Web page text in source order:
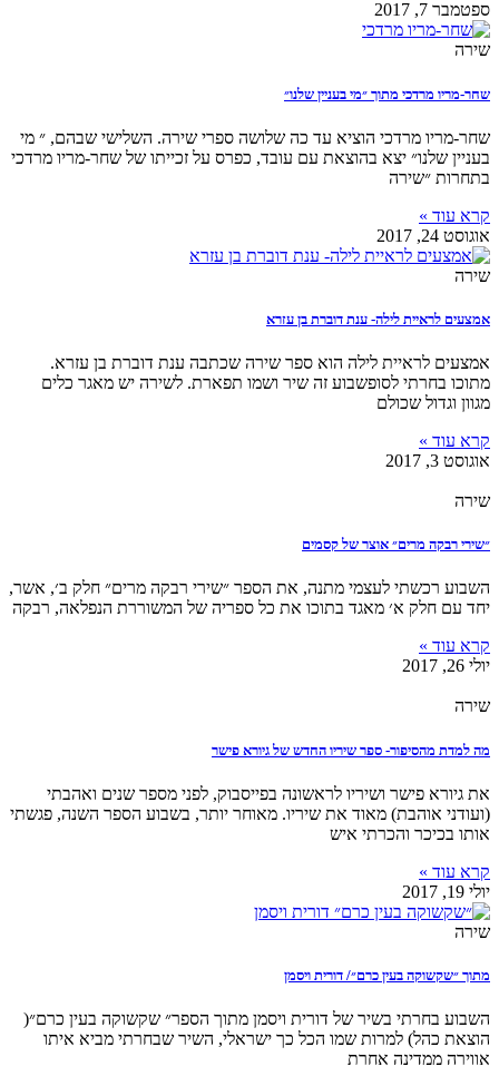
ספטמבר 7, 2017
שירה
שחר-מריו מרדכי מתוך ״מי בעניין שלנו״
שחר-מריו מרדכי הוציא עד כה שלושה ספרי שירה. השלישי שבהם, ״ מי
בעניין שלנו״ יצא בהוצאת עם עובד, כפרס על זכייתו של שחר-מריו מרדכי
בתחרות ״שירה
קרא עוד »
אוגוסט 24, 2017
שירה
אמצעים לראיית לילה- ענת דוברת בן עזרא
אמצעים לראיית לילה הוא ספר שירה שכתבה ענת דוברת בן עזרא.
מתוכו בחרתי לסופשבוע זה שיר ושמו תפארת. לשירה יש מאגר כלים
מגוון וגדול שכולם
קרא עוד »
אוגוסט 3, 2017
שירה
״שירי רבקה מרים״ אוצר של קסמים
השבוע רכשתי לעצמי מתנה, את הספר ״שירי רבקה מרים״ חלק ב׳, אשר,
יחד עם חלק א׳ מאגד בתוכו את כל ספריה של המשוררת הנפלאה, רבקה
קרא עוד »
יולי 26, 2017
שירה
מה למדת מהסיפור- ספר שיריו החדש של גיורא פישר
את גיורא פישר ושיריו לראשונה בפייסבוק, לפני מספר שנים ואהבתי
(ועודני אוהבת) מאוד את שיריו. מאוחר יותר, בשבוע הספר השנה, פגשתי
אותו בכיכר והכרתי איש
קרא עוד »
יולי 19, 2017
שירה
מתוך ״שקשוקה בעין כרם״/ דורית ויסמן
השבוע בחרתי בשיר של דורית ויסמן מתוך הספר״ שקשוקה בעין כרם״(
הוצאת כהל) למרות שמו הכל כך ישראלי, השיר שבחרתי מביא איתו
אווירה ממדינה אחרת